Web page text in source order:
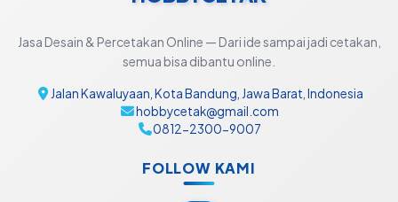
Jasa Desain & Percetakan Online — Dari ide sampai jadi cetakan,
semua bisa dibantu online.
Jalan Kawaluyaan, Kota Bandung, Jawa Barat, Indonesia
hobbycetak@gmail.com
0812-2300-9007
FOLLOW KAMI